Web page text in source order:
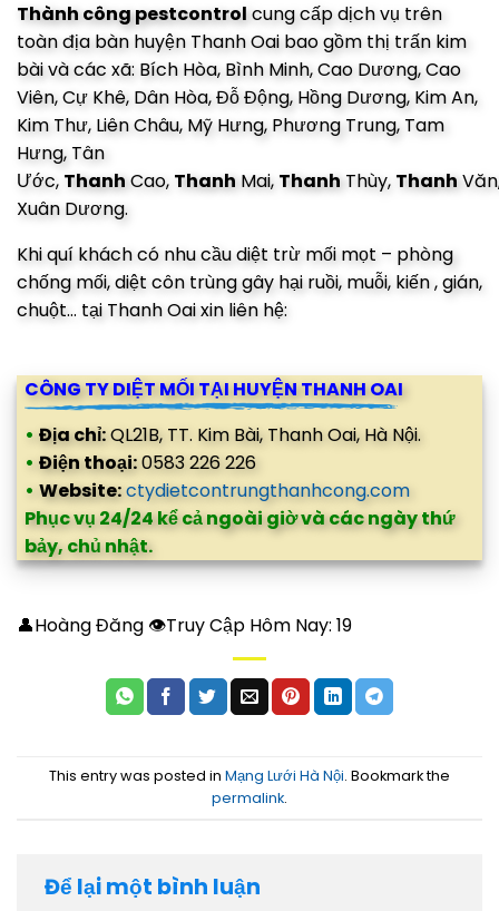
Thành công pestcontrolcung cấp dịch vụ trên
toàn địa bàn huyện Thanh Oai bao gồm thị trấn kim
bài và các xã: Bích Hòa, Bình Minh, Cao Dương, Cao
Viên, Cự Khê, Dân Hòa, Đỗ Động, Hồng Dương, Kim An,
Kim Thư, Liên Châu, Mỹ Hưng, Phương Trung, Tam
Hưng, Tân
Ước, ThanhCao, ThanhMai, ThanhThùy, Thanh
Xuân Dương.
Khi quí khách có nhu cầu diệt trừ mối mọt – phòng
chống mối, diệt côn trùng gây hại ruồi, muỗi, kiến , gián,
chuột… tại Thanh Oai xin liên hệ:
CÔNG TY DIỆT MỐI TẠI HUYỆN THANH OAI
• Địa chỉ:QL21B, TT. Kim Bài, Thanh Oai, Hà Nội.
• Điện thoại:0583 226 226
• Website:ctydietcontrungthanhcong.com
Phục vụ 24/24 kể cả ngoài giờ và các ngày thứ
bảy, chủ nhật.
👤Hoàng Đăng 👁Truy Cập Hôm Nay: 19
This entry was posted in Mạng Lưới Hà Nội. Bookmark the
permalink.
Để lại một bình luận